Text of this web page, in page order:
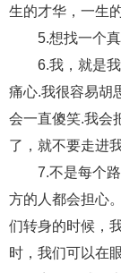
产妇食谱
交流沟通
生的才华，一生
5.想找一个真
6.我，就是我
痛心.我很容易胡
会一直傻笑.我
了，就不要走进
7.不是每个路
方的人都会担心
们转身的时候，
时，我们可以在